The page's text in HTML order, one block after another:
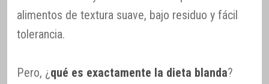
alimentos de textura suave, bajo residuo y fácil
tolerancia.
Pero, ¿ qué es exactamente la dieta blanda?